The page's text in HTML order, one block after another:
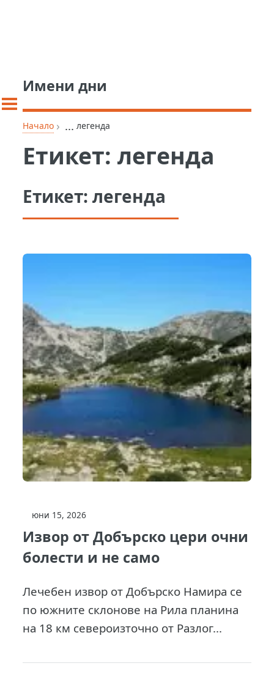
Имени дни
Начало › ... легенда
Етикет:легенда
Етикет:легенда
юни 15, 2026
Извор от Добърско цери очни
болести и не само
Лечебен извор от Добърско Намира се
по южните склонове на Рила планина
на 18 км североизточно от Разлог...